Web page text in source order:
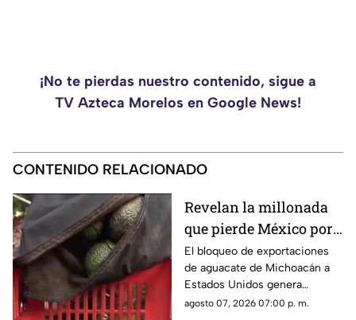
¡No te pierdas nuestro contenido, sigue a
TV Azteca Morelos en Google News!
CONTENIDO RELACIONADO
Revelan la millonada
que pierde México por
el bloqueo de Estados
Unidos al aguacate de
Michoacán
El bloqueo de exportaciones
de aguacate de Michoacán a
Estados Unidos genera
pérdidas millonarias.
agosto 07, 2026 07:00 p. m.